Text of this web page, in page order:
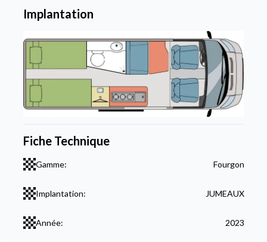
Implantation
Fiche Technique
Gamme: Fourgon
Implantation: JUMEAUX
Année: 2023